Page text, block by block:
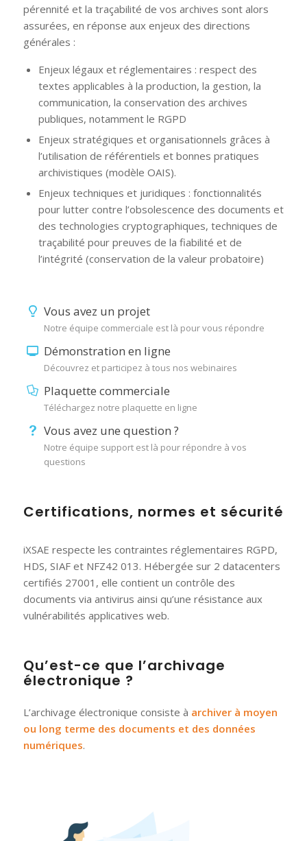
pérennité et la traçabilité de vos archives sont alors
assurées, en réponse aux enjeux des directions
générales :
Enjeux légaux et réglementaires : respect des
textes applicables à la production, la gestion, la
communication, la conservation des archives
publiques, notamment le RGPD
Enjeux stratégiques et organisationnels grâces à
l’utilisation de référentiels et bonnes pratiques
archivistiques (modèle OAIS).
Enjeux techniques et juridiques : fonctionnalités
pour lutter contre l’obsolescence des documents et
des technologies cryptographiques, techniques de
traçabilité pour preuves de la fiabilité et de
l’intégrité (conservation de la valeur probatoire)
Vous avez un projet
Notre équipe commerciale est là pour vous répondre
Démonstration en ligne
Découvrez et participez à tous nos webinaires
Plaquette commerciale
Téléchargez notre plaquette en ligne
Vous avez une question ?
Notre équipe support est là pour répondre à vos
questions
Certifications, normes et sécurité
iXSAE respecte les contraintes réglementaires RGPD,
HDS, SIAF et NFZ42 013. Hébergée sur 2 datacenters
certifiés 27001, elle contient un contrôle des
documents via antivirus ainsi qu’une résistance aux
vulnérabilités applicatives web.
Qu’est-ce que l’archivage
électronique ?
L’archivage électronique consiste à archiver à moyen
ou long terme des documents et des données
numériques.